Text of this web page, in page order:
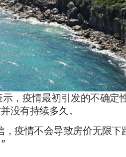
，疫情最初引发的不确定
没有持续多久。
疫情不会导致房价无限